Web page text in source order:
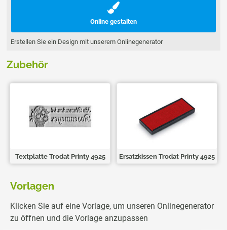
Online gestalten
Erstellen Sie ein Design mit unserem Onlinegenerator
Zubehör
Textplatte Trodat Printy 4925 Ersatzkissen Trodat Printy 4925
Vorlagen
Klicken Sie auf eine Vorlage, um unseren Onlinegenerator
zu öffnen und die Vorlage anzupassen